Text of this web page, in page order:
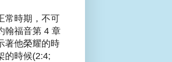
常時期，不可
翰福音第 4 章
著他榮耀的時
的時候(2:4;